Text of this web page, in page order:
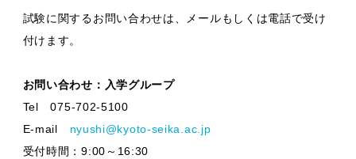
試験に関するお問い合わせは、メールもしくは電話で受け
付けます。
お問い合わせ：入学グループ
Tel 075-702-5100
E-mail nyushi@kyoto-seika.ac.jp
受付時間：9:00～16:30